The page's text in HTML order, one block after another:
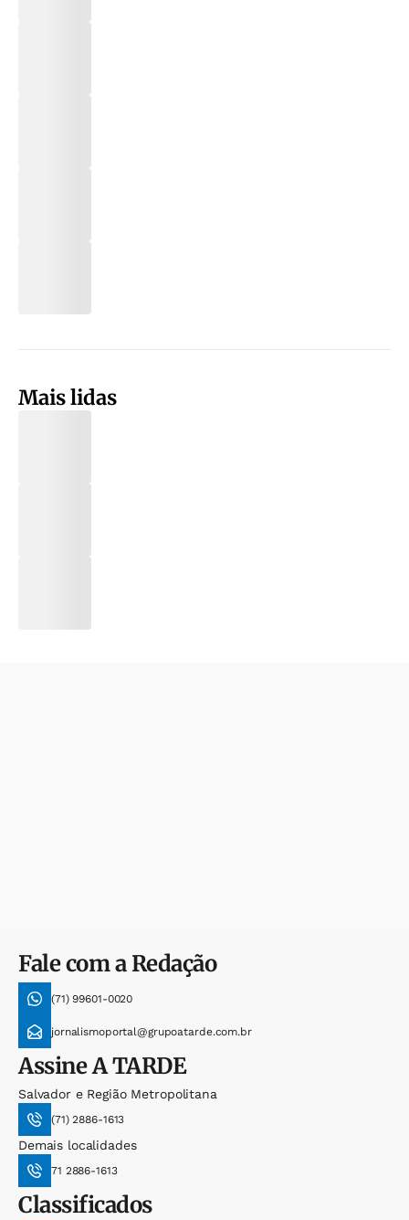
Mais lidas
Fale com a Redação
(71) 99601-0020
jornalismoportal@grupoatarde.com.br
AssineA TARDE
Salvador e Região Metropolitana
(71) 2886-1613
Demais localidades
71 2886-1613
Classificados